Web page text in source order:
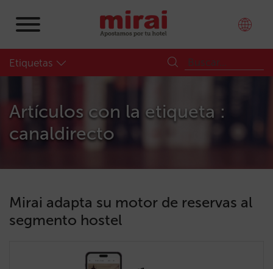
Etiquetas
Artículos con la etiqueta :
canaldirecto
Mirai adapta su motor de reservas al
segmento hostel